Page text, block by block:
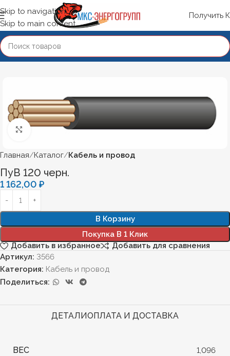
Skip to navigation
Skip to main content
Получить
Нажмите, чтобы увеличить
Главная Каталог Кабель и провод
ПуВ 120 черн.
1 162,00 ₽
В Корзину
Покупка В 1 Клик
Добавить в избранное
Добавить для сравнения
Артикул: 3566
Категория: Кабель и провод
Поделиться:
ДЕТАЛИОПЛАТА И ДОСТАВКА
ВЕС 1,096